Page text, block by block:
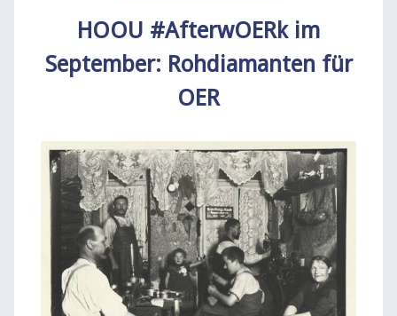
HOOU #AfterwOERk im
September: Rohdiamanten für
OER